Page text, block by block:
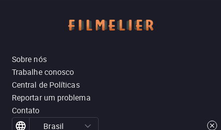
Sobre nós
Trabalhe conosco
Central de Políticas
Reportar um problema
Contato
Brasil